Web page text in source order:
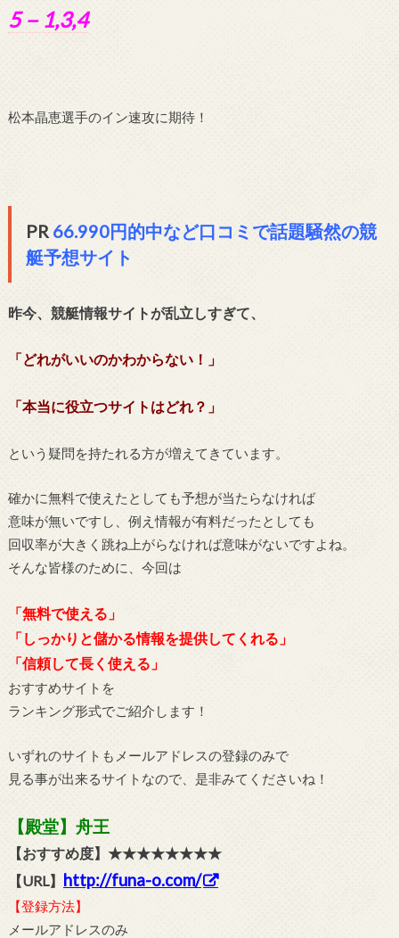
5－1,3,4
松本晶恵選手のイン速攻に期待！
PR 66.990円的中など口コミで話題騒然の競
艇予想サイト
昨今、競艇情報サイトが乱立しすぎて、
「どれがいいのかわからない！」
「本当に役立つサイトはどれ？」
という疑問を持たれる方が増えてきています。
確かに無料で使えたとしても予想が当たらなければ
意味が無いですし、例え情報が有料だったとしても
回収率が大きく跳ね上がらなければ意味がないですよね。
そんな皆様のために、今回は
「無料で使える」
「しっかりと儲かる情報を提供してくれる」
「信頼して長く使える」
おすすめサイトを
ランキング形式でご紹介します！
いずれのサイトもメールアドレスの登録のみで
見る事が出来るサイトなので、是非みてくださいね！
【殿堂】舟王
【おすすめ度】★★★★★★★★
【URL】 http://funa-o.com/
【登録方法】
メールアドレスのみ